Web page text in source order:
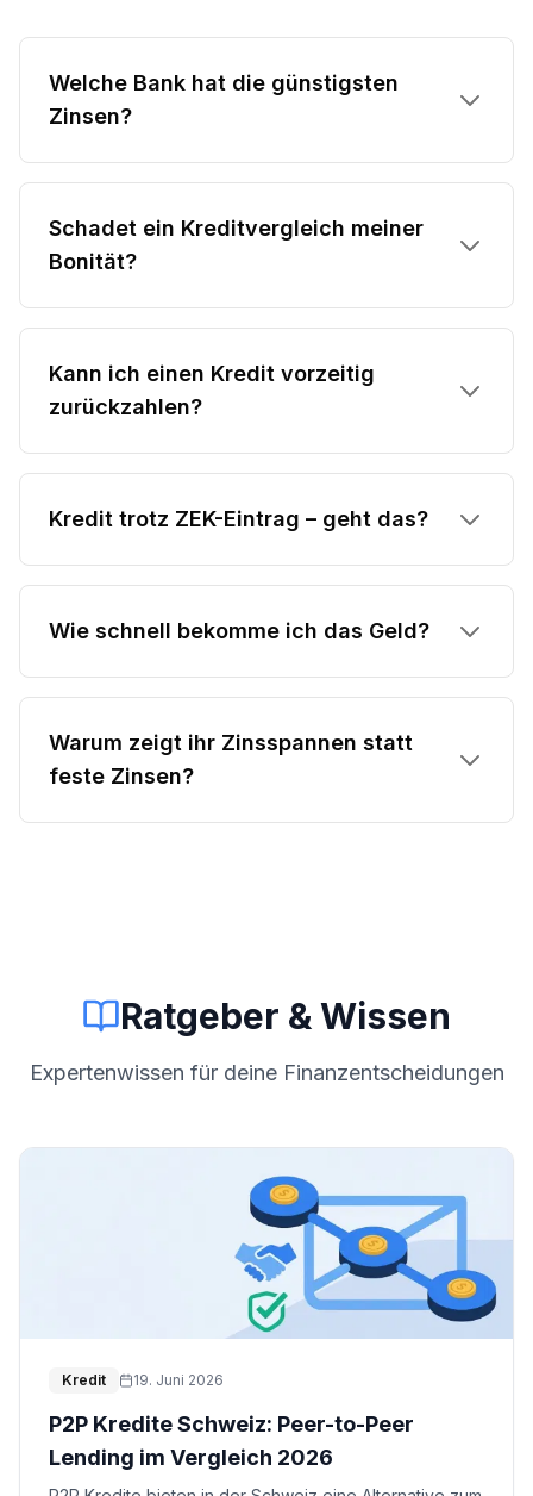
Welche Bank hat die günstigsten
Zinsen?
Schadet ein Kreditvergleich meiner
Bonität?
Kann ich einen Kredit vorzeitig
zurückzahlen?
Kredit trotz ZEK-Eintrag – geht das?
Wie schnell bekomme ich das Geld?
Warum zeigt ihr Zinsspannen statt
feste Zinsen?
Ratgeber & Wissen
Expertenwissen für deine Finanzentscheidungen
Kredit 19. Juni 2026
P2P Kredite Schweiz: Peer-to-Peer
Lending im Vergleich 2026